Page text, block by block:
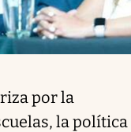
por la
la política